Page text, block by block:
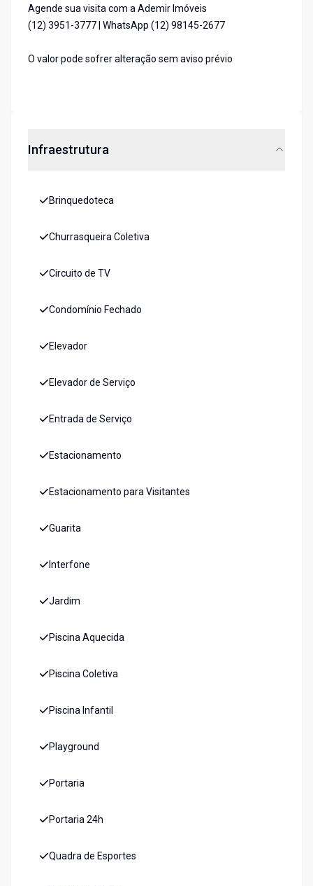
Agende sua visita com a Ademir Imóveis
(12) 3951-3777 | WhatsApp (12) 98145-2677
O valor pode sofrer alteração sem aviso prévio
Infraestrutura
Brinquedoteca
Churrasqueira Coletiva
Circuito de TV
Condomínio Fechado
Elevador
Elevador de Serviço
Entrada de Serviço
Estacionamento
Estacionamento para Visitantes
Guarita
Interfone
Jardim
Piscina Aquecida
Piscina Coletiva
Piscina Infantil
Playground
Portaria
Portaria 24h
Quadra de Esportes